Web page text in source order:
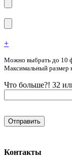
+
Можно выбрать до 10
Максимальный размер
Что больше?! 32
Контакты